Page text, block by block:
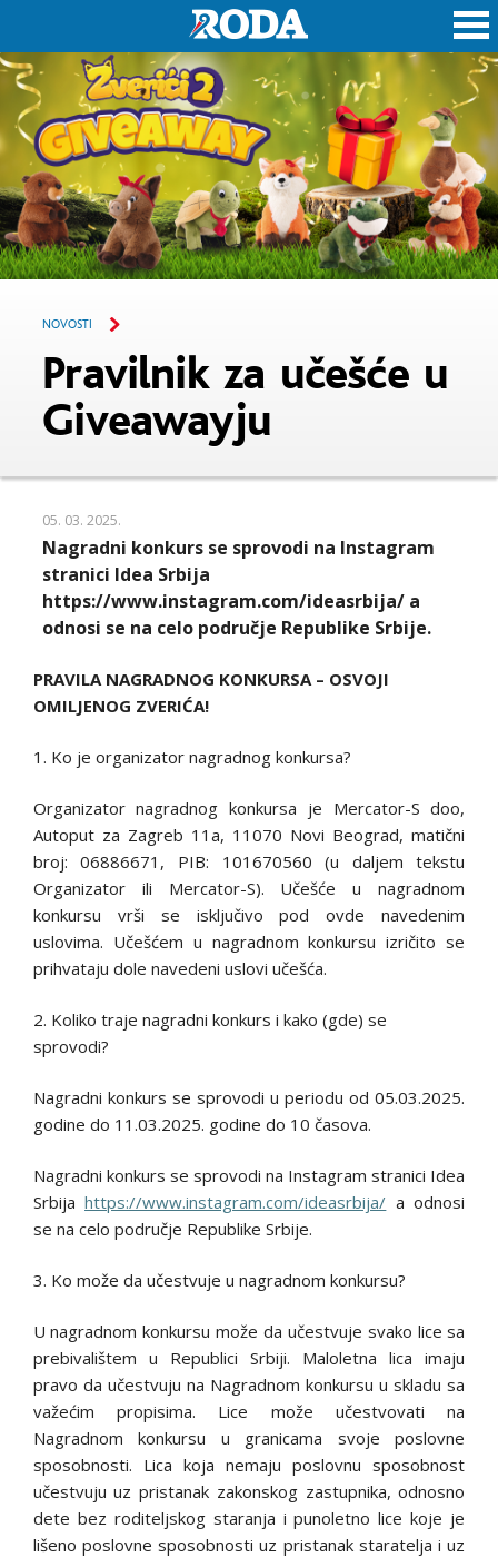
NOVOSTI
Pravilnik za učešće u
Giveawayju
05. 03. 2025.
Nagradni konkurs se sprovodi na Instagram
stranici Idea Srbija
https://www.instagram.com/ideasrbija/ a
odnosi se na celo područje Republike Srbije.
PRAVILA NAGRADNOG KONKURSA – OSVOJI
OMILJENOG ZVERIĆA!
1. Ko je organizator nagradnog konkursa?
Organizator nagradnog konkursa je Mercator-S doo,
Autoput za Zagreb 11a, 11070 Novi Beograd, matični
broj: 06886671, PIB: 101670560 (u daljem tekstu
Organizator ili Mercator-S). Učešće u nagradnom
konkursu vrši se isključivo pod ovde navedenim
uslovima. Učešćem u nagradnom konkursu izričito se
prihvataju dole navedeni uslovi učešća.
2. Koliko traje nagradni konkurs i kako (gde) se
sprovodi?
Nagradni konkurs se sprovodi u periodu od 05.03.2025.
godine do 11.03.2025. godine do 10 časova.
Nagradni konkurs se sprovodi na Instagram stranici Idea
Srbijahttps://www.instagram.com/ideasrbija/ a odnosi
se na celo područje Republike Srbije.
3. Ko može da učestvuje u nagradnom konkursu?
U nagradnom konkursu može da učestvuje svako lice sa
prebivalištem u Republici Srbiji. Maloletna lica imaju
pravo da učestvuju na Nagradnom konkursu u skladu sa
važećim propisima. Lice može učestvovati na
Nagradnom konkursu u granicama svoje poslovne
sposobnosti. Lica koja nemaju poslovnu sposobnost
učestvuju uz pristanak zakonskog zastupnika, odnosno
dete bez roditeljskog staranja i punoletno lice koje je
lišeno poslovne sposobnosti uz pristanak staratelja i uz